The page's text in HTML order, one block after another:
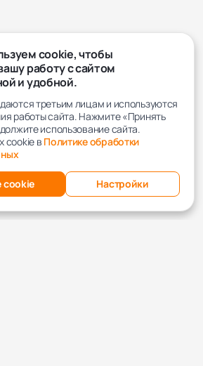
cookie, чтобы
работу с сайтом
и удобной.
третьим лицам и используются
работы сайта. Нажмите «Принять
использование сайта.
cookie в Политике обработки
cookie Настройки